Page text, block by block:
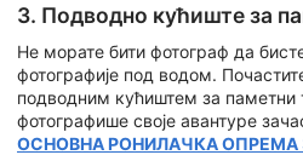
3. Подводно кућиште за
Не морате бити фотограф да
фотографије под водом.
подводним кућиштем за паметни
фотографише своје авантуре
ОСНОВНА РОНИЛАЧКА ОПРЕМА